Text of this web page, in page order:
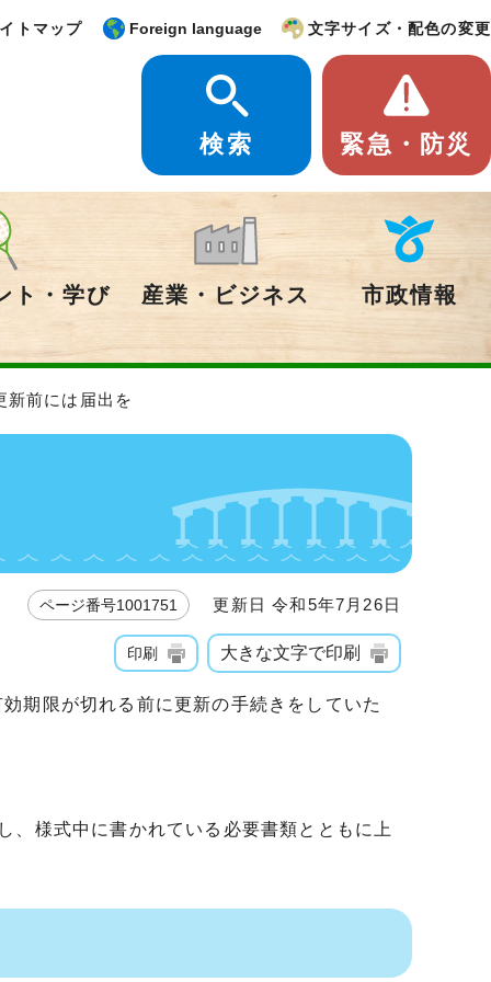
トマップ Foreign language 文字サイズ・配色の変更
検索 緊急・防災
ト・学び 産業・ビジネス 市政情報
新前には届出を
ページ番号1001751 更新日 令和5年7月26日
印刷 大きな文字で印刷
期限が切れる前に更新の手続きをしていた
、様式中に書かれている必要書類とともに上